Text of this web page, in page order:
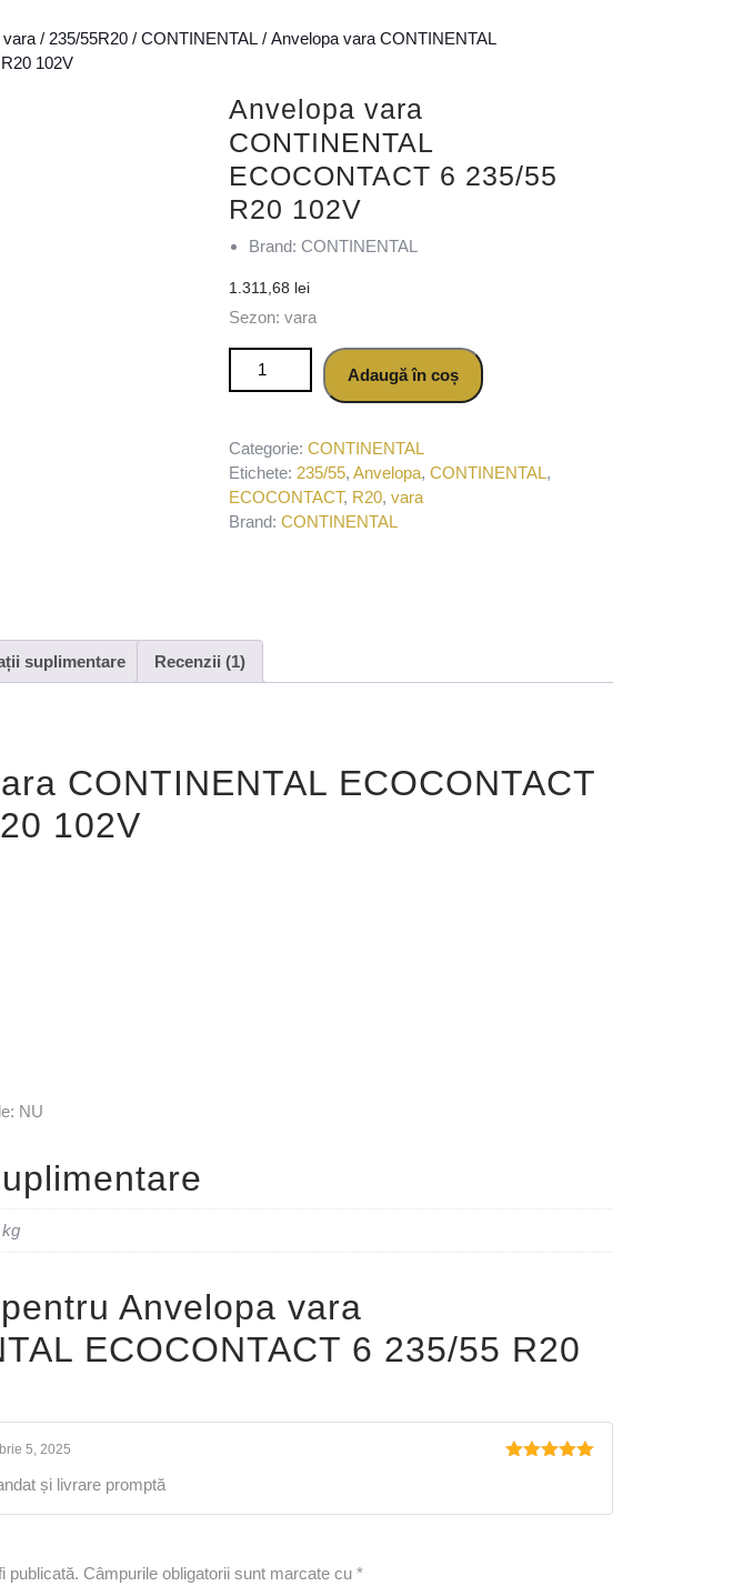
vara / 235/55R20 / CONTINENTAL / Anvelopa vara CONTINENTAL
102V
Anvelopa vara
CONTINENTAL
ECOCONTACT 6 235/55
R20 102V
Brand: CONTINENTAL
1.311,68 lei
Sezon: vara
Cantitate Anvelopa vara CONTINENTAL ECOCONTACT 6 235/55 R20
Adaugă în coș
Categorie:CONTINENTAL
Etichete: 235/55,Anvelopa,CONTINENTAL,
ECOCONTACT, R20,vara
Brand:CONTINENTAL
suplimentare Recenzii (1)
CONTINENTAL ECOCONTACT
102V
NU
kg
Anvelopa vara
ECOCONTACT 6 235/55 R20
5, 2025
și livrare promptă
publicată. Câmpurile obligatorii sunt marcate cu *